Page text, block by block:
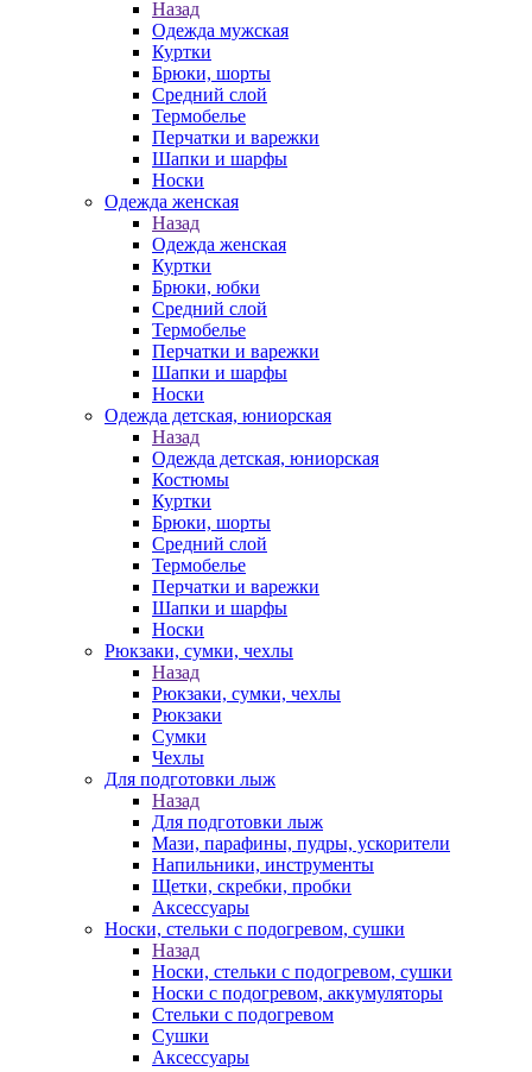
Назад
Одежда мужская
Куртки
Брюки, шорты
Средний слой
Термобелье
Перчатки и варежки
Шапки и шарфы
Носки
Одежда женская
Назад
Одежда женская
Куртки
Брюки, юбки
Средний слой
Термобелье
Перчатки и варежки
Шапки и шарфы
Носки
Одежда детская, юниорская
Назад
Одежда детская, юниорская
Костюмы
Куртки
Брюки, шорты
Средний слой
Термобелье
Перчатки и варежки
Шапки и шарфы
Носки
Рюкзаки, сумки, чехлы
Назад
Рюкзаки, сумки, чехлы
Рюкзаки
Сумки
Чехлы
Для подготовки лыж
Назад
Для подготовки лыж
Мази, парафины, пудры, ускорители
Напильники, инструменты
Щетки, скребки, пробки
Аксессуары
Носки, стельки с подогревом, сушки
Назад
Носки, стельки с подогревом, сушки
Носки с подогревом, аккумуляторы
Стельки с подогревом
Сушки
Аксессуары